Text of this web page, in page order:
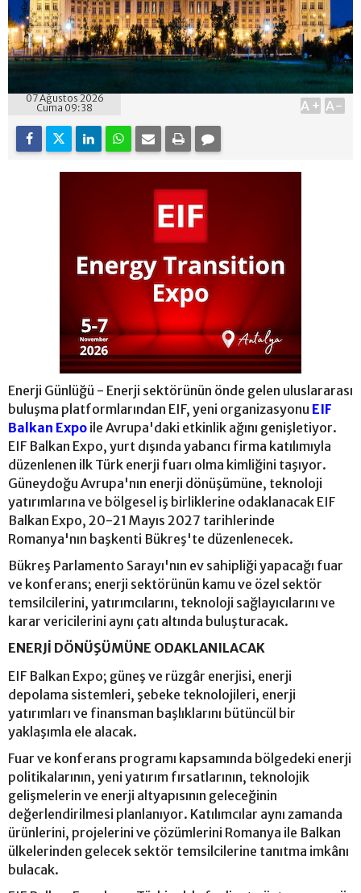
07 Ağustos 2026
Cuma 09:38
A+ A-
Enerji Günlüğü - Enerji sektörünün önde gelen uluslararası
buluşma platformlarından EIF, yeni organizasyonu EIF
Balkan Expo ile Avrupa'daki etkinlik ağını genişletiyor.
EIF Balkan Expo, yurt dışında yabancı firma katılımıyla
düzenlenen ilk Türk enerji fuarı olma kimliğini taşıyor.
Güneydoğu Avrupa'nın enerji dönüşümüne, teknoloji
yatırımlarına ve bölgesel iş birliklerine odaklanacak EIF
Balkan Expo, 20-21 Mayıs 2027 tarihlerinde
Romanya'nın başkenti Bükreş'te düzenlenecek.
Bükreş Parlamento Sarayı'nın ev sahipliği yapacağı fuar
ve konferans; enerji sektörünün kamu ve özel sektör
temsilcilerini, yatırımcılarını, teknoloji sağlayıcılarını ve
karar vericilerini aynı çatı altında buluşturacak.
ENERJİ DÖNÜŞÜMÜNE ODAKLANILACAK
EIF Balkan Expo; güneş ve rüzgâr enerjisi, enerji
depolama sistemleri, şebeke teknolojileri, enerji
yatırımları ve finansman başlıklarını bütüncül bir
yaklaşımla ele alacak.
Fuar ve konferans programı kapsamında bölgedeki enerji
politikalarının, yeni yatırım fırsatlarının, teknolojik
gelişmelerin ve enerji altyapısının geleceğinin
değerlendirilmesi planlanıyor. Katılımcılar aynı zamanda
ürünlerini, projelerini ve çözümlerini Romanya ile Balkan
ülkelerinden gelecek sektör temsilcilerine tanıtma imkânı
bulacak.